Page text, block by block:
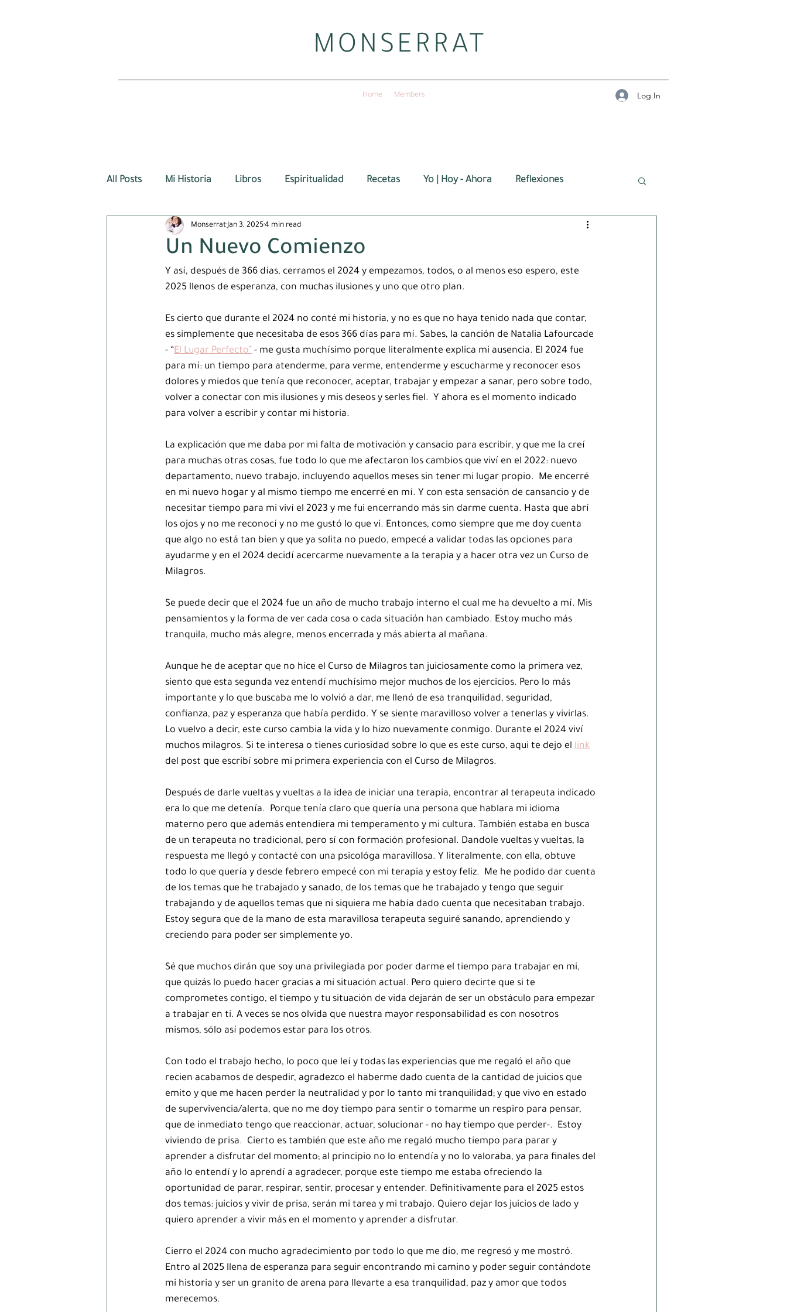
MONSERRAT
Home Members Log In
All Posts Mi Historia Libros Espiritualidad Recetas Yo | Hoy - Ahora Reflexiones
Un Nuevo Comienzo
Monserrat Jan 3, 20254 min read
Y así, después de 366 días, cerramos el 2024 y empezamos, todos, o al menos eso espero, este
2025 llenos de esperanza, con muchas ilusiones y uno que otro plan.
Es cierto que durante el 2024 no conté mi historia, y no es que no haya tenido nada que contar,
es simplemente que necesitaba de esos 366 días para mí. Sabes, la canción de Natalia Lafourcade
- “El Lugar Perfecto” - me gusta muchísimo porque literalmente explica mi ausencia. El 2024 fue
para mí: un tiempo para atenderme, para verme, entenderme y escucharme y reconocer esos
dolores y miedos que tenía que reconocer, aceptar, trabajar y empezar a sanar, pero sobre todo,
volver a conectar con mis ilusiones y mis deseos y serles fiel.  Y ahora es el momento indicado
para volver a escribir y contar mi historia.
La explicación que me daba por mi falta de motivación y cansacio para escribir, y que me la creí
para muchas otras cosas, fue todo lo que me afectaron los cambios que viví en el 2022: nuevo
departamento, nuevo trabajo, incluyendo aquellos meses sin tener mi lugar propio.  Me encerré
en mi nuevo hogar y al mismo tiempo me encerré en mí. Y con esta sensación de cansancio y de
necesitar tiempo para mi viví el 2023 y me fui encerrando más sin darme cuenta. Hasta que abrí
los ojos y no me reconocí y no me gustó lo que vi. Entonces, como siempre que me doy cuenta
que algo no está tan bien y que ya solita no puedo, empecé a validar todas las opciones para
ayudarme y en el 2024 decidí acercarme nuevamente a la terapia y a hacer otra vez un Curso de
Milagros.
Se puede decir que el 2024 fue un año de mucho trabajo interno el cual me ha devuelto a mí. Mis
pensamientos y la forma de ver cada cosa o cada situación han cambiado. Estoy mucho más
tranquila, mucho más alegre, menos encerrada y más abierta al mañana.
Aunque he de aceptar que no hice el Curso de Milagros tan juiciosamente como la primera vez,
siento que esta segunda vez entendí muchísimo mejor muchos de los ejercicios. Pero lo más
importante y lo que buscaba me lo volvió a dar, me llenó de esa tranquilidad, seguridad,
confianza, paz y esperanza que había perdido. Y se siente maravilloso volver a tenerlas y vivirlas.
Lo vuelvo a decir, este curso cambia la vida y lo hizo nuevamente conmigo. Durante el 2024 viví
muchos milagros. Si te interesa o tienes curiosidad sobre lo que es este curso, aqui te dejo el link
del post que escribí sobre mi primera experiencia con el Curso de Milagros.
Después de darle vueltas y vueltas a la idea de iniciar una terapia, encontrar al terapeuta indicado
era lo que me detenía.  Porque tenía claro que quería una persona que hablara mi idioma
materno pero que además entendiera mi temperamento y mi cultura. También estaba en busca
de un terapeuta no tradicional, pero sí con formación profesional. Dandole vueltas y vueltas, la
respuesta me llegó y contacté con una psicológa maravillosa. Y literalmente, con ella, obtuve
todo lo que quería y desde febrero empecé con mi terapia y estoy feliz.  Me he podido dar cuenta
de los temas que he trabajado y sanado, de los temas que he trabajado y tengo que seguir
trabajando y de aquellos temas que ni siquiera me había dado cuenta que necesitaban trabajo.
Estoy segura que de la mano de esta maravillosa terapeuta seguiré sanando, aprendiendo y
creciendo para poder ser simplemente yo.
Sé que muchos dirán que soy una privilegiada por poder darme el tiempo para trabajar en mi,
que quizás lo puedo hacer gracias a mi situación actual. Pero quiero decirte que si te
comprometes contigo, el tiempo y tu situación de vida dejarán de ser un obstáculo para empezar
a trabajar en ti. A veces se nos olvida que nuestra mayor responsabilidad es con nosotros
mismos, sólo así podemos estar para los otros.
Con todo el trabajo hecho, lo poco que leí y todas las experiencias que me regaló el año que
recien acabamos de despedir, agradezco el haberme dado cuenta de la cantidad de juicios que
emito y que me hacen perder la neutralidad y por lo tanto mi tranquilidad; y que vivo en estado
de supervivencia/alerta, que no me doy tiempo para sentir o tomarme un respiro para pensar,
que de inmediato tengo que reaccionar, actuar, solucionar - no hay tiempo que perder-.  Estoy
viviendo de prisa.  Cierto es también que este año me regaló mucho tiempo para parar y
aprender a disfrutar del momento; al principio no lo entendía y no lo valoraba, ya para finales del
año lo entendí y lo aprendí a agradecer, porque este tiempo me estaba ofreciendo la
oportunidad de parar, respirar, sentir, procesar y entender. Definitivamente para el 2025 estos
dos temas: juicios y vivir de prisa, serán mi tarea y mi trabajo. Quiero dejar los juicios de lado y
quiero aprender a vivir más en el momento y aprender a disfrutar.
Cierro el 2024 con mucho agradecimiento por todo lo que me dio, me regresó y me mostró.
Entro al 2025 llena de esperanza para seguir encontrando mi camino y poder seguir contándote
mi historia y ser un granito de arena para llevarte a esa tranquilidad, paz y amor que todos
merecemos.